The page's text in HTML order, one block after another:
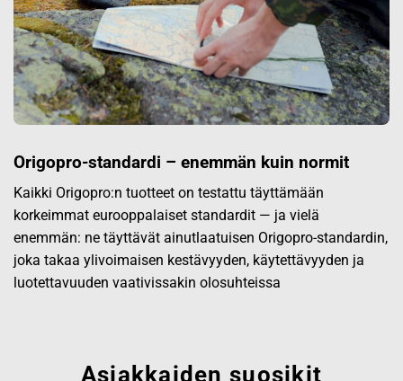
Origopro-standardi – enemmän kuin normit
Kaikki Origopro:n tuotteet on testattu täyttämään
korkeimmat eurooppalaiset standardit — ja vielä
enemmän: ne täyttävät ainutlaatuisen Origopro-standardin,
joka takaa ylivoimaisen kestävyyden, käytettävyyden ja
luotettavuuden vaativissakin olosuhteissa
Asiakkaiden suosikit